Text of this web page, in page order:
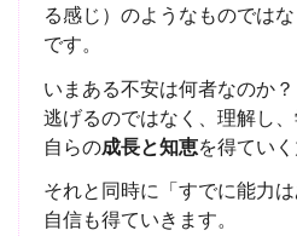
る感じ）のようなものでは
です。
いまある不安は何者なのか？
逃げるのではなく、理解し、
自らの成長と知恵を得ていく
それと同時に「すでに能力
自信も得ていきます。